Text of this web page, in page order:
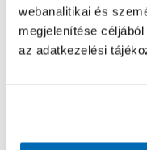
webanalitikai és
megjelenítése
az adatkezelési